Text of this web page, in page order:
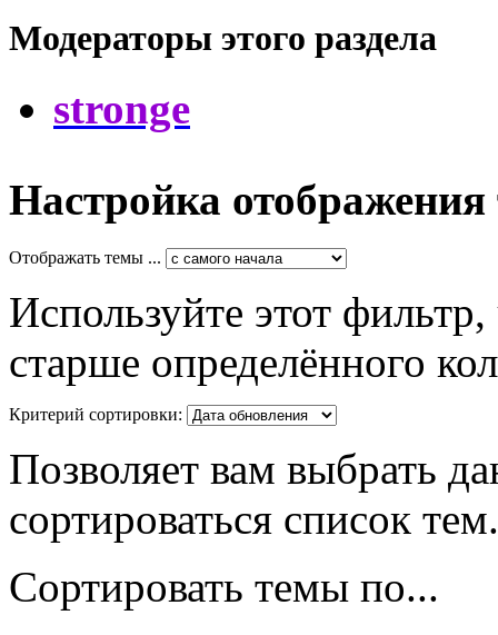
Модераторы этого раздела
stronge
Настройка отображения
Отображать темы ...
Используйте этот
старше определённого
Критерий сортировки:
Позволяет вам выбрать
сортироваться список тем.
Сортировать темы по...